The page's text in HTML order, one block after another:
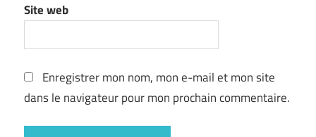
Site web
Enregistrer mon nom, mon e-mail et mon site
dans le navigateur pour mon prochain commentaire.